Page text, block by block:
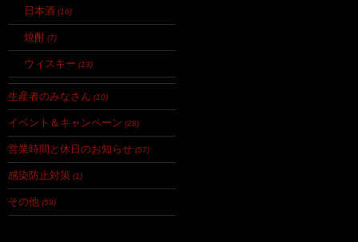
日本酒 (16)
焼酎 (7)
ウィスキー (13)
生産者のみなさん (10)
イベント＆キャンペーン (28)
営業時間と休日のお知らせ (57)
感染防止対策 (1)
その他 (59)